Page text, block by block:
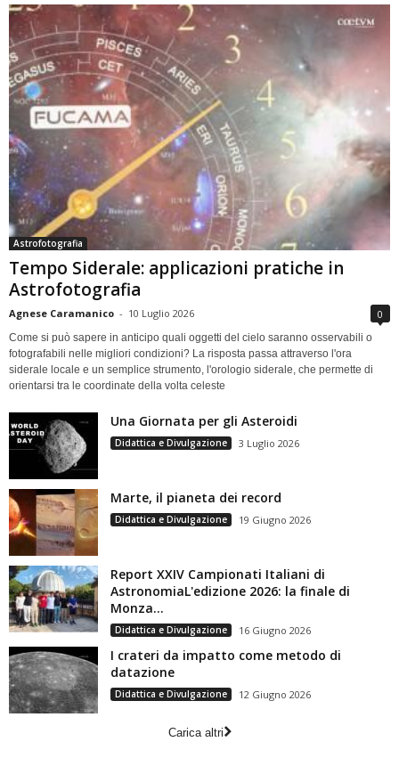
Astrofotografia
Tempo Siderale: applicazioni pratiche in
Astrofotografia
Agnese Caramanico - 10 Luglio 2026 0
Come si può sapere in anticipo quali oggetti del cielo saranno osservabili o
fotografabili nelle migliori condizioni? La risposta passa attraverso l'ora
siderale locale e un semplice strumento, l'orologio siderale, che permette di
orientarsi tra le coordinate della volta celeste
Una Giornata per gli Asteroidi
Didattica e Divulgazione 3 Luglio 2026
Marte, il pianeta dei record
Didattica e Divulgazione 19 Giugno 2026
Report XXIV Campionati Italiani di
AstronomiaL'edizione 2026: la finale di
Monza...
Didattica e Divulgazione 16 Giugno 2026
I crateri da impatto come metodo di
datazione
Didattica e Divulgazione 12 Giugno 2026
Carica altri